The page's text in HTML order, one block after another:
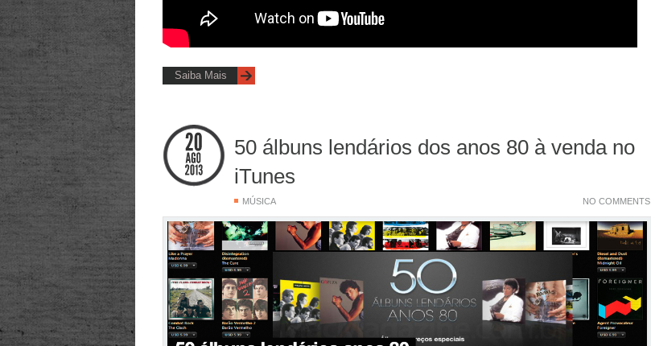
Saiba Mais
50 álbuns lendários dos anos 80 à venda no
iTunes
MÚSICA NO COMMENTS